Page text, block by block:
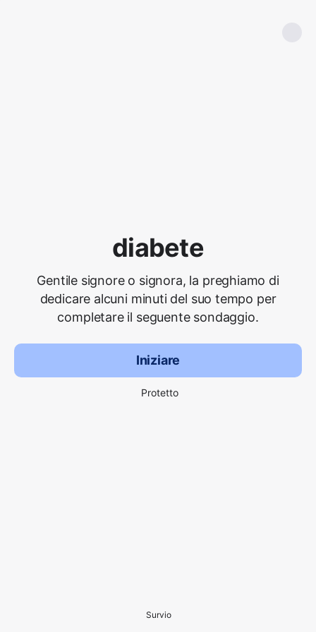
diabete
Gentile signore o signora, la preghiamo di
dedicare alcuni minuti del suo tempo per
completare il seguente sondaggio.
Iniziare
Protetto
Survio